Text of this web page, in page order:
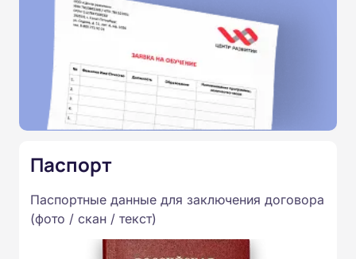
Паспорт
Паспортные данные для заключения договора
(фото / скан / текст)